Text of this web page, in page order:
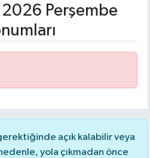
Perşembe
açık kalabilir veya
yola çıkmadan önce